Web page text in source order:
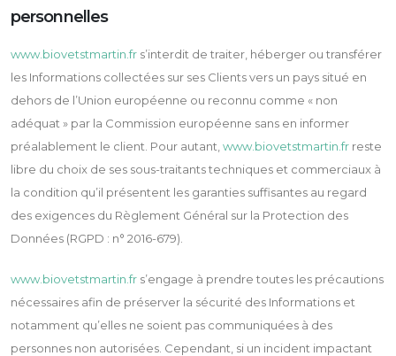
personnelles
www.biovetstmartin.fr s’interdit de traiter, héberger ou transférer
les Informations collectées sur ses Clients vers un pays situé en
dehors de l’Union européenne ou reconnu comme « non
adéquat » par la Commission européenne sans en informer
préalablement le client. Pour autant, www.biovetstmartin.fr reste
libre du choix de ses sous-traitants techniques et commerciaux à
la condition qu’il présentent les garanties suffisantes au regard
des exigences du Règlement Général sur la Protection des
Données (RGPD : n° 2016-679).
www.biovetstmartin.fr s’engage à prendre toutes les précautions
nécessaires afin de préserver la sécurité des Informations et
notamment qu’elles ne soient pas communiquées à des
personnes non autorisées. Cependant, si un incident impactant